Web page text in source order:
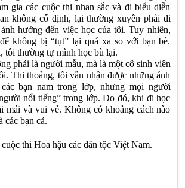
gia các cuộc thi nhan sắc và đi biểu diễn
không cố định, lại thường xuyên phải di
hưởng đến việc học của tôi. Tuy nhiên,
không bị “tụt” lại quá xa so với bạn bè.
tôi thường tự mình học bù lại.
phải là người mẫu, mà là một cô sinh viên
Thi thoảng, tôi vẫn nhận được những ánh
bạn nam trong lớp, nhưng mọi người
nổi tiếng” trong lớp. Do đó, khi đi học
mái và vui vẻ. Không có khoảng cách nào
các bạn cả.